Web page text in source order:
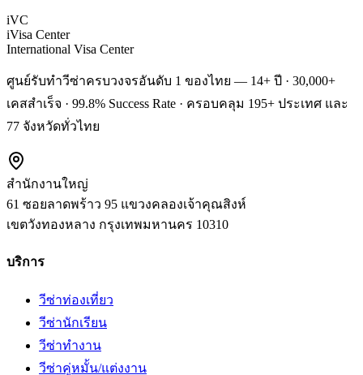
iVC
iVisa Center
International Visa Center
ศูนย์รับทำวีซ่าครบวงจรอันดับ 1 ของไทย — 14+ ปี · 30,000+
เคสสำเร็จ · 99.8% Success Rate · ครอบคลุม 195+ ประเทศ และ
77 จังหวัดทั่วไทย
สำนักงานใหญ่
61 ซอยลาดพร้าว 95 แขวงคลองเจ้าคุณสิงห์
เขตวังทองหลาง กรุงเทพมหานคร 10310
บริการ
วีซ่าท่องเที่ยว
วีซ่านักเรียน
วีซ่าทำงาน
วีซ่าคู่หมั้น/แต่งงาน